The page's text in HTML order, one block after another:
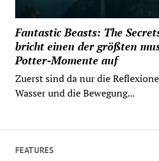
Fantastic Beasts: The
bricht einen der größten
Potter-Momente auf
Zuerst sind da nur die
Wasser und die Bewegung...
FEATURES